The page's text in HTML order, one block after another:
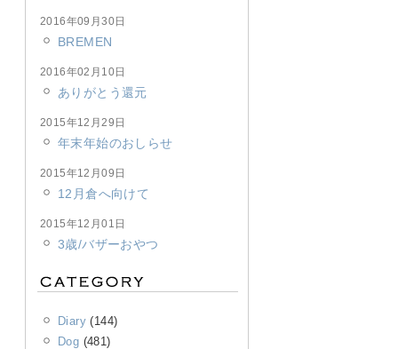
2016年09月30日
BREMEN
2016年02月10日
ありがとう還元
2015年12月29日
年末年始のおしらせ
2015年12月09日
12月倉へ向けて
2015年12月01日
3歳/バザーおやつ
Diary(144)
Dog (481)